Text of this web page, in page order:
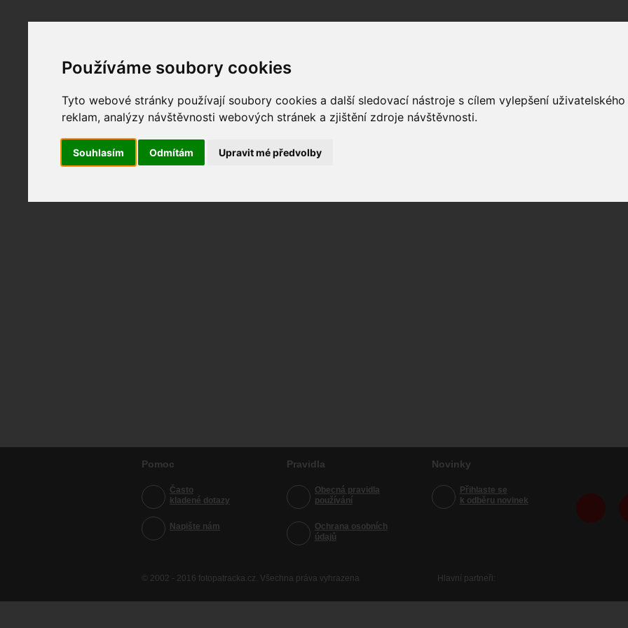
Používáme soubory cookies
Tyto webové stránky používají soubory cookies a další sledovací nástroje s cílem vylepšení
reklam, analýzy návštěvnosti webových stránek a zjištění zdroje návštěvnosti.
Souhlasím Odmítám Upravit mé předvolby
Fotopátračka.cz
PRO účet
Pomoc
Často
kladené dotazy
Napište nám
Pravidla
Obecná pravidla
používání
Ochrana osobních
údajů
Novinky
Přihlaste se
k odběru novinek
© 2002 - 2016 fotopatracka.cz. Všechna práva vyhrazena Hlavní partneři: